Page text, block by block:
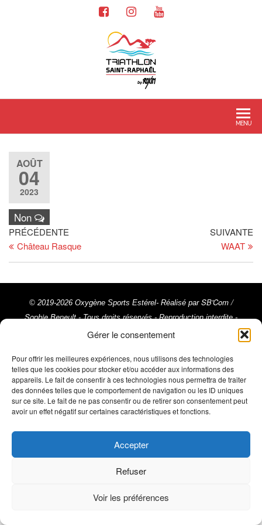
Gérer le consentement
Pour offrir les meilleures expériences, nous utilisons des technologies
telles que les cookies pour stocker et/ou accéder aux informations des
appareils. Le fait de consentir à ces technologies nous permettra de traiter
des données telles que le comportement de navigation ou les ID uniques
sur ce site. Le fait de ne pas consentir ou de retirer son consentement peut
avoir un effet négatif sur certaines caractéristiques et fonctions.
Accepter
Refuser
Voir les préférences
MENU
AOÛT
04
2023
Non
PRÉCÉDENTE
Château Rasque
SUIVANTE
WAAT
© 2019-2026 Oxygène Sports Estérel- Réalisé par SB'Com /
Sophie Beneult- Tous droits réservés - Reproduction interdite -
Crédit photos : Trimax - Activ Image, @ActivImages-YSemat,
Emma Comte ///Mentions Légales